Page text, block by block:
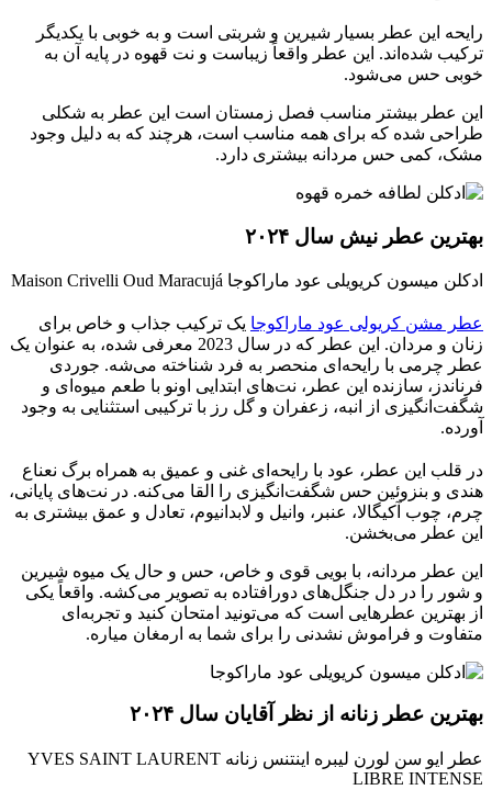
رایحه این عطر بسیار شیرین و شربتی است و به خوبی با یکدیگر
ترکیب شده‌اند. این عطر واقعاً زیباست و نت قهوه در پایه آن به
خوبی حس می‌شود.
این عطر بیشتر مناسب فصل زمستان است این عطر به شکلی
طراحی شده که برای همه مناسب است، هرچند که به دلیل وجود
مشک، کمی حس مردانه بیشتری دارد.
بهترین عطر نیش سال ۲۰۲۴
ادکلن میسون کریویلی عود ماراکوجا Maison Crivelli Oud Maracujá
عطر مشن کریولی عود ماراکوجا یک ترکیب جذاب و خاص برای
زنان و مردان. این عطر که در سال 2023 معرفی شده، به عنوان یک
عطر چرمی با رایحه‌ای منحصر به فرد شناخته می‌شه. جوردی
فرناندز، سازنده این عطر، نت‌های ابتدایی اونو با طعم میوه‌ای و
شگفت‌انگیزی از انبه، زعفران و گل رز با ترکیبی استثنایی به وجود
آورده.
در قلب این عطر، عود با رایحه‌ای غنی و عمیق به همراه برگ نعناع
هندی و بنزوئین حس شگفت‌انگیزی را القا می‌کنه. در نت‌های پایانی،
چرم، چوب آکیگالا، عنبر، وانیل و لابدانیوم، تعادل و عمق بیشتری به
این عطر می‌بخشن.
این عطر مردانه، با بویی قوی و خاص، حس و حال یک میوه شیرین
و شور را در دل جنگل‌های دورافتاده به تصویر می‌کشه. واقعاً یکی
از بهترین عطرهایی است که می‌تونید امتحان کنید و تجربه‌ای
متفاوت و فراموش نشدنی را برای شما به ارمغان میاره.
بهترین عطر زنانه از نظر آقایان سال ۲۰۲۴
عطر ایو سن لورن لیبره اینتنس زنانه YVES SAINT LAURENT
LIBRE INTENSE